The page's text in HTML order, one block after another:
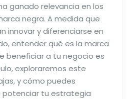
ganado relevancia en los
negra. A medida que
innovar y diferenciarse en
entender qué es la marca
beneficiar a tu negocio es
exploraremos este
y cómo puedes
potenciar tu estrategia